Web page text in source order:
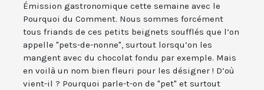
Émission gastronomique cette semaine avec le
Pourquoi du Comment. Nous sommes forcément
tous friands de ces petits beignets soufflés que l’on
appelle "pets-de-nonne", surtout lorsqu’on les
mangent avec du chocolat fondu par exemple. Mais
en voilà un nom bien fleuri pour les désigner ! D’où
vient-il ? Pourquoi parle-t-on de "pet" et surtout